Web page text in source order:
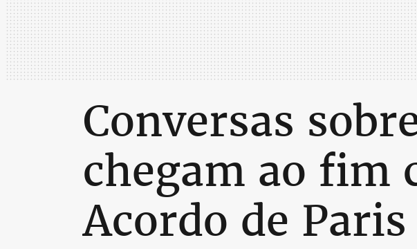
Conversas
chegam ao fim
Acordo de Paris